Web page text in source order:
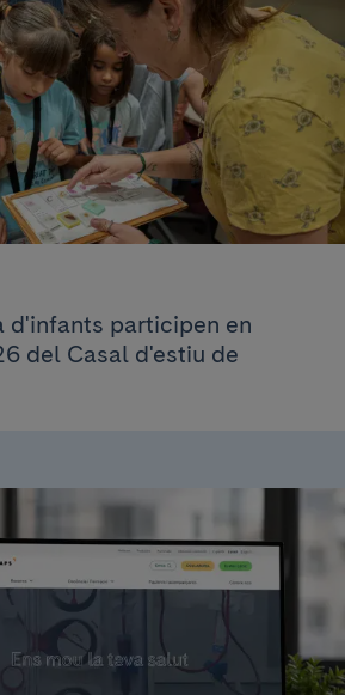
d'infants participen en
del Casal d'estiu de